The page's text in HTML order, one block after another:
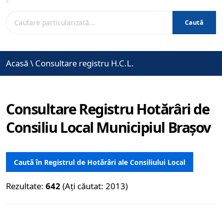
Caută
Acasă \ Consultare registru H.C.L.
Consultare Registru Hotărâri de
Consiliu Local Municipiul Brașov
Caută în Registrul de Hotărâri ale Consiliului Local
Rezultate: 642 (Ați căutat: 2013)